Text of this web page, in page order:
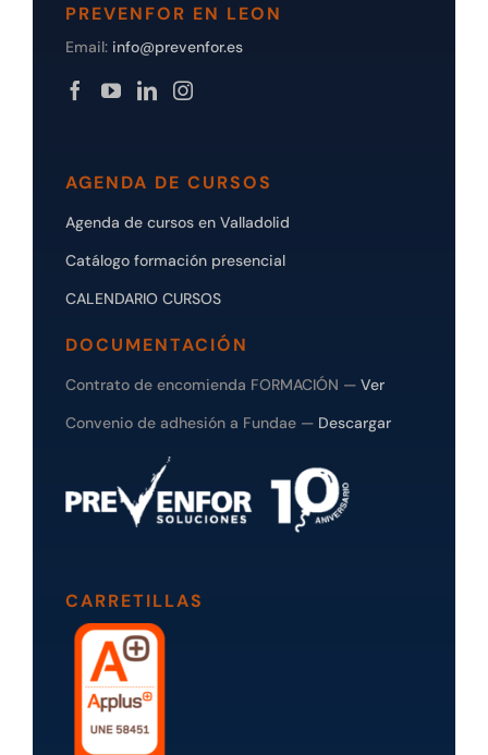
PREVENFOR EN LEON
Email: info@prevenfor.es
AGENDA DE CURSOS
Agenda de cursos en Valladolid
Catálogo formación presencial
CALENDARIO CURSOS
DOCUMENTACIÓN
Contrato de encomienda FORMACIÓN — Ver
Convenio de adhesión a Fundae — Descargar
CARRETILLAS